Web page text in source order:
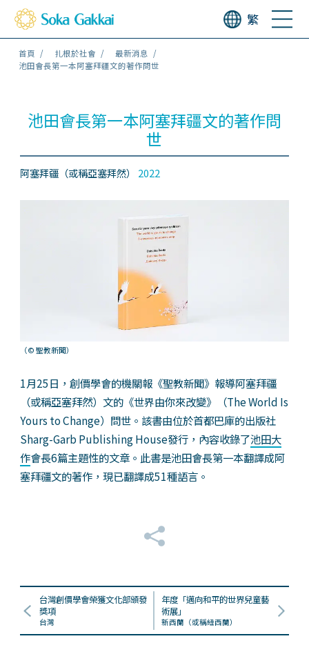
繁
首頁 扎根於社會
最新消息
池田會長第一本阿塞拜疆文的著作問世
池田會長第一本阿塞拜疆文的著作問
世
阿塞拜疆（或稱亞塞拜然） 2022
（© 聖教新聞）
1月25日，創價學會的機關報《聖教新聞》報導阿塞拜疆
（或稱亞塞拜然）文的《世界由你來改變》（The World Is
Yours to Change）問世。該書由位於首都巴庫的出版社
Sharg-Garb Publishing House發行，內容收錄了池田大
作會長6篇主題性的文章。此書是池田會長第一本翻譯成阿
塞拜疆文的著作，現已翻譯成51種語言。
台灣創價學會榮獲文化部頒發
獎項
台灣
年度「邁向和平的世界兒童藝
術展」
新西蘭（或稱紐西蘭）